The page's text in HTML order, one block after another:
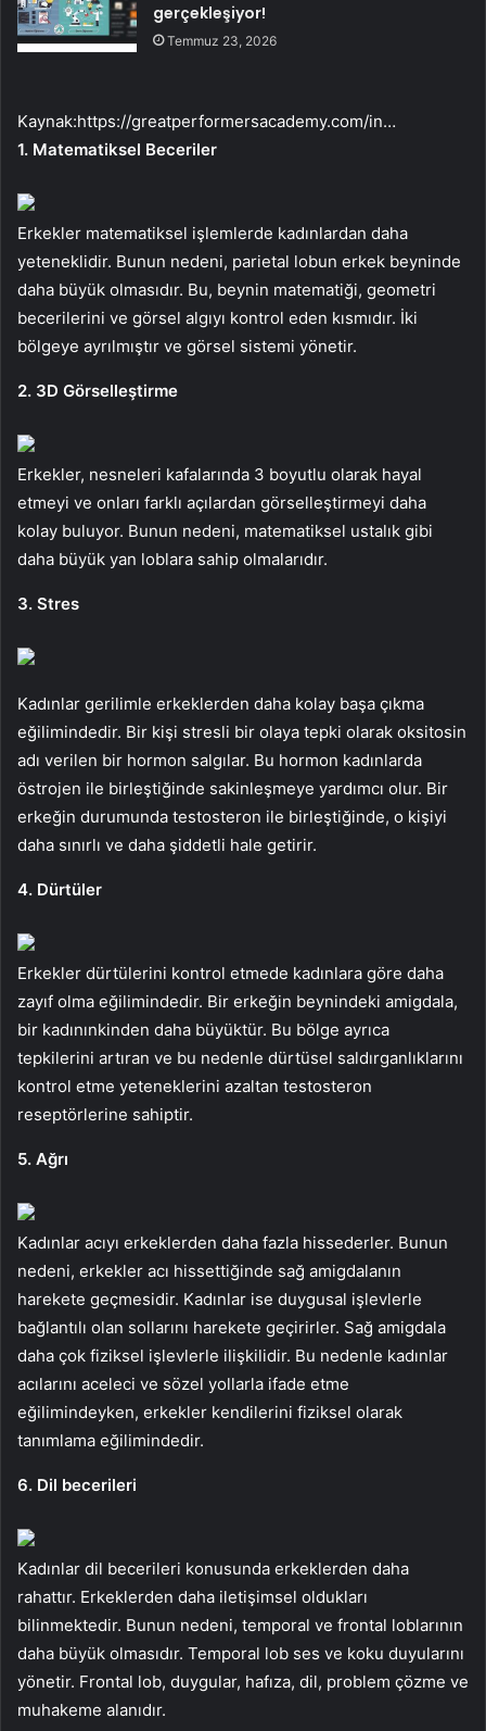
gerçekleşiyor!
Temmuz 23, 2026
Kaynak:https://greatperformersacademy.com/in…
1. Matematiksel Beceriler
Erkekler matematiksel işlemlerde kadınlardan daha
yeteneklidir. Bunun nedeni, parietal lobun erkek beyninde
daha büyük olmasıdır. Bu, beynin matematiği, geometri
becerilerini ve görsel algıyı kontrol eden kısmıdır. İki
bölgeye ayrılmıştır ve görsel sistemi yönetir.
2. 3D Görselleştirme
Erkekler, nesneleri kafalarında 3 boyutlu olarak hayal
etmeyi ve onları farklı açılardan görselleştirmeyi daha
kolay buluyor. Bunun nedeni, matematiksel ustalık gibi
daha büyük yan loblara sahip olmalarıdır.
3. Stres
Kadınlar gerilimle erkeklerden daha kolay başa çıkma
eğilimindedir. Bir kişi stresli bir olaya tepki olarak oksitosin
adı verilen bir hormon salgılar. Bu hormon kadınlarda
östrojen ile birleştiğinde sakinleşmeye yardımcı olur. Bir
erkeğin durumunda testosteron ile birleştiğinde, o kişiyi
daha sınırlı ve daha şiddetli hale getirir.
4. Dürtüler
Erkekler dürtülerini kontrol etmede kadınlara göre daha
zayıf olma eğilimindedir. Bir erkeğin beynindeki amigdala,
bir kadınınkinden daha büyüktür. Bu bölge ayrıca
tepkilerini artıran ve bu nedenle dürtüsel saldırganlıklarını
kontrol etme yeteneklerini azaltan testosteron
reseptörlerine sahiptir.
5. Ağrı
Kadınlar acıyı erkeklerden daha fazla hissederler. Bunun
nedeni, erkekler acı hissettiğinde sağ amigdalanın
harekete geçmesidir. Kadınlar ise duygusal işlevlerle
bağlantılı olan sollarını harekete geçirirler. Sağ amigdala
daha çok fiziksel işlevlerle ilişkilidir. Bu nedenle kadınlar
acılarını aceleci ve sözel yollarla ifade etme
eğilimindeyken, erkekler kendilerini fiziksel olarak
tanımlama eğilimindedir.
6. Dil becerileri
Kadınlar dil becerileri konusunda erkeklerden daha
rahattır. Erkeklerden daha iletişimsel oldukları
bilinmektedir. Bunun nedeni, temporal ve frontal loblarının
daha büyük olmasıdır. Temporal lob ses ve koku duyularını
yönetir. Frontal lob, duygular, hafıza, dil, problem çözme ve
muhakeme alanıdır.